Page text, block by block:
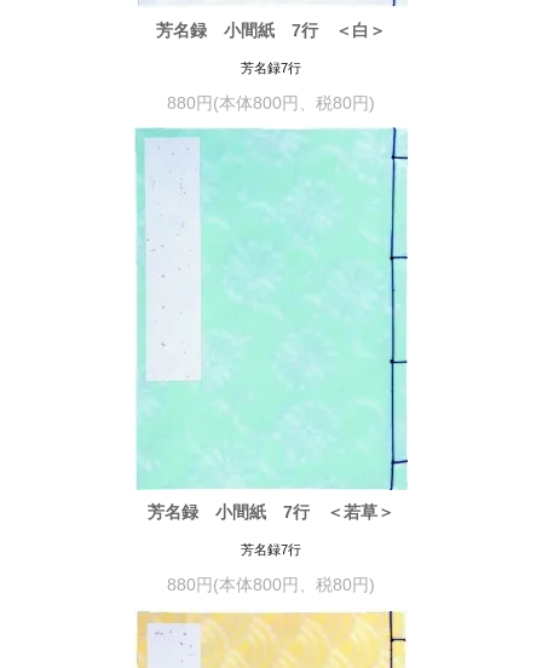
芳名録 小間紙 7行 ＜白＞
芳名録7行
880円(本体800円、税80円)
芳名録 小間紙 7行 ＜若草＞
芳名録7行
880円(本体800円、税80円)